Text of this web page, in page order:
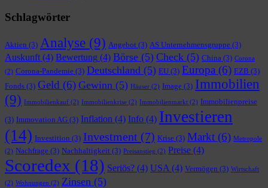
Schlagwörter
Aktien (3) Analyse (9) Angebot (3) AS Unternehmensgruppe (3)
Auskunft (4) Bewertung (4) Börse (5) Check (5) China (3) Corona
(2) Corona-Pandemie (3) Deutschland (5) EU (3) Europa (6) EZB (3)
Fonds (3) Geld (6) Gewinn (5) Häuser (2) Image (3) Immobilien
(9) Immobilienkauf (2) Immobilienkrise (2) Immobilienmarkt (2) Immobilienpreise
(3) Immovation AG (3) Inflation (4) Info (4) Investieren
(14) Investition (3) Investment (7) Krise (3) Markt (6) Metropole
(2) Nachfrage (3) Nachhaltigkeit (3) Preisanstieg (2) Preise (4)
Scoredex (18) Seriös? (4) USA (4) Vermögen (3) Wirtschaft
(2) Wohnungen (2) Zinsen (5)